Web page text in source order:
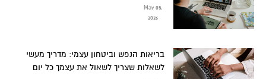
May 05,
2026
בריאות הנפש וביטחון עצמי: מדריך מעשי
לשאלות שצריך לשאול את עצמך כל יום